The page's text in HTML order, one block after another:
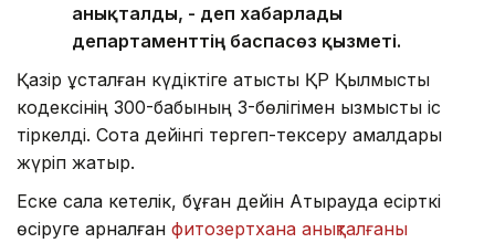
анықталды, - деп хабарлады
департаменттің баспасөз қызметі.
Қазір ұсталған күдіктіге қатысты ҚР Қылмыстық
кодексінің 300-бабының 3-бөлігімен қызмыстық іс
тіркелді. Сотқа дейінгі тергеп-тексеру амалдары
жүріп жатыр.
Еске сала кетелік, бұған дейін Атырауда есірткі
өсіруге арналған фитозертхана анықталғаны